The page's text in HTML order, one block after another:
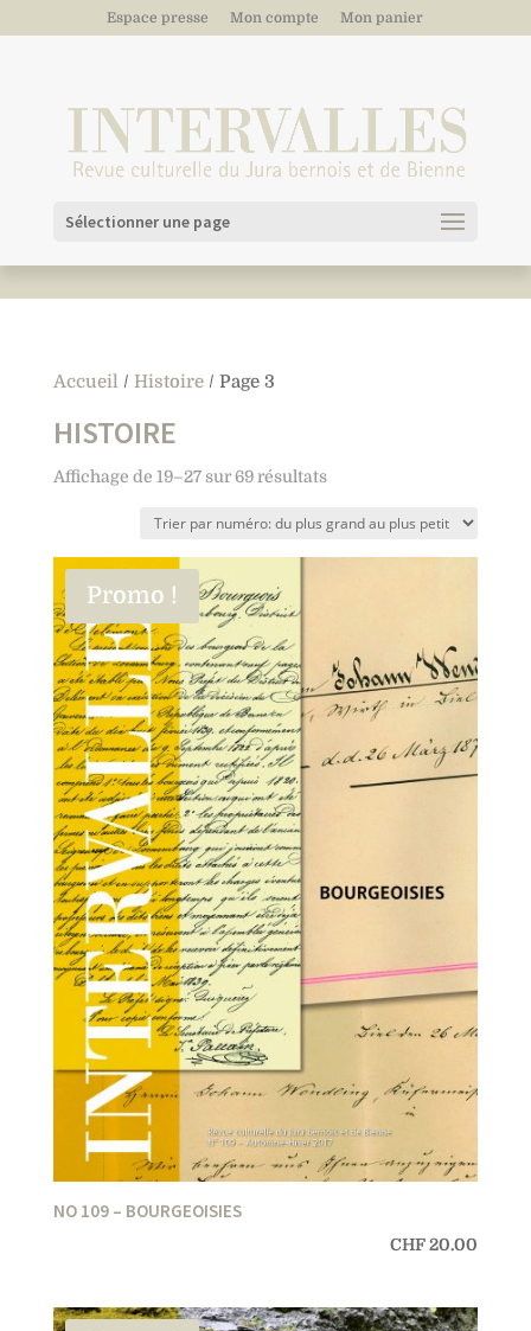
Espace presse Mon compte Mon panier
Sélectionner une page
Accueil/ Histoire/ Page 3
HISTOIRE
Affichage de 19–27 sur 69 résultats
Promo !
NO 109 – BOURGEOISIES
CHF20.00